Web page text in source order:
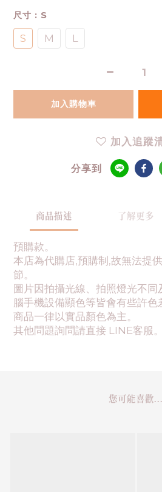
尺寸 : S
S M L
加入購物車
加入追蹤
分享到
商品描述 了解更多
預購款。
本店為代購店,預購制,故無法提
節。
圖片因拍攝光線、拍照燈光不同
腦手機設備顯色等皆會有些許色
商品一律以實品顏色為主。
其他問題詢問請直接 LINE客服。
您可能喜歡...